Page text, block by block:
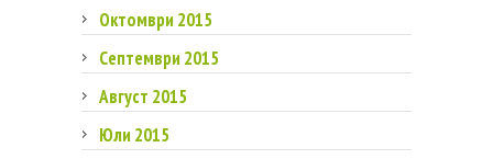
Октомври 2015
Септември 2015
Август 2015
Юли 2015